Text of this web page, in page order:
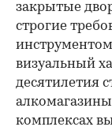
закрытые
строгие
визуальный
десятилетия
комплексах